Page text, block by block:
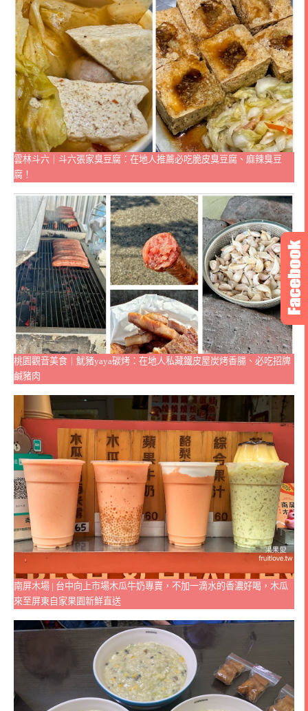
雲林斗六｜斗六張家臭豆腐：在地人推薦必吃脆皮臭豆腐、麻辣臭豆
腐！
桃園觀音美食｜魷豬yaya碳烤：在地人私藏鐵皮屋炭烤香腸、必吃招牌
鹹豬肉
南屏木場 | 台中向上市場木瓜牛奶專賣，不加一滴水的香濃好喝，木瓜
來至屏東自家果園新鮮直送